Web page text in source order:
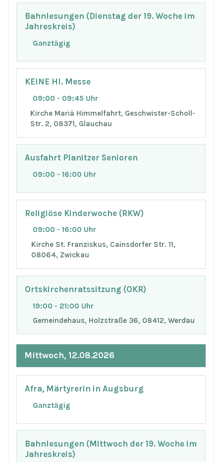
Bahnlesungen (Dienstag der 19. Woche im
Jahreskreis)
Ganztägig
KEINE Hl. Messe
09:00 - 09:45 Uhr
Kirche Mariä Himmelfahrt, Geschwister-Scholl-
Str. 2, 08371, Glauchau
Ausfahrt Planitzer Senioren
09:00 - 16:00 Uhr
Religiöse Kinderwoche (RKW)
09:00 - 16:00 Uhr
Kirche St. Franziskus, Cainsdorfer Str. 11,
08064, Zwickau
Ortskirchenratssitzung (OKR)
19:00 - 21:00 Uhr
Gemeindehaus, Holzstraße 36, 08412, Werdau
Mittwoch, 12.08.2026
Afra, Märtyrerin in Augsburg
Ganztägig
Bahnlesungen (Mittwoch der 19. Woche im
Jahreskreis)